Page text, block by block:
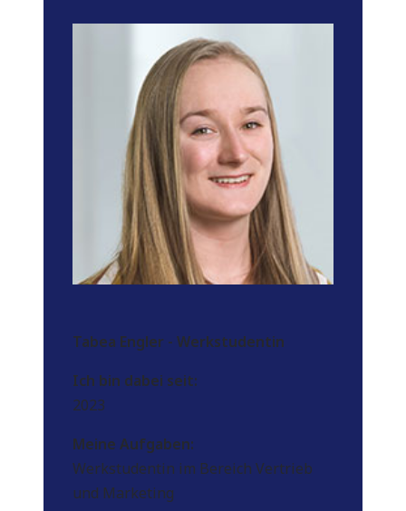
Tabea Engler - Werkstudentin
Ich bin dabei seit:
2023
Meine Aufgaben:
Werkstudentin im Bereich Vertrieb
und Marketing